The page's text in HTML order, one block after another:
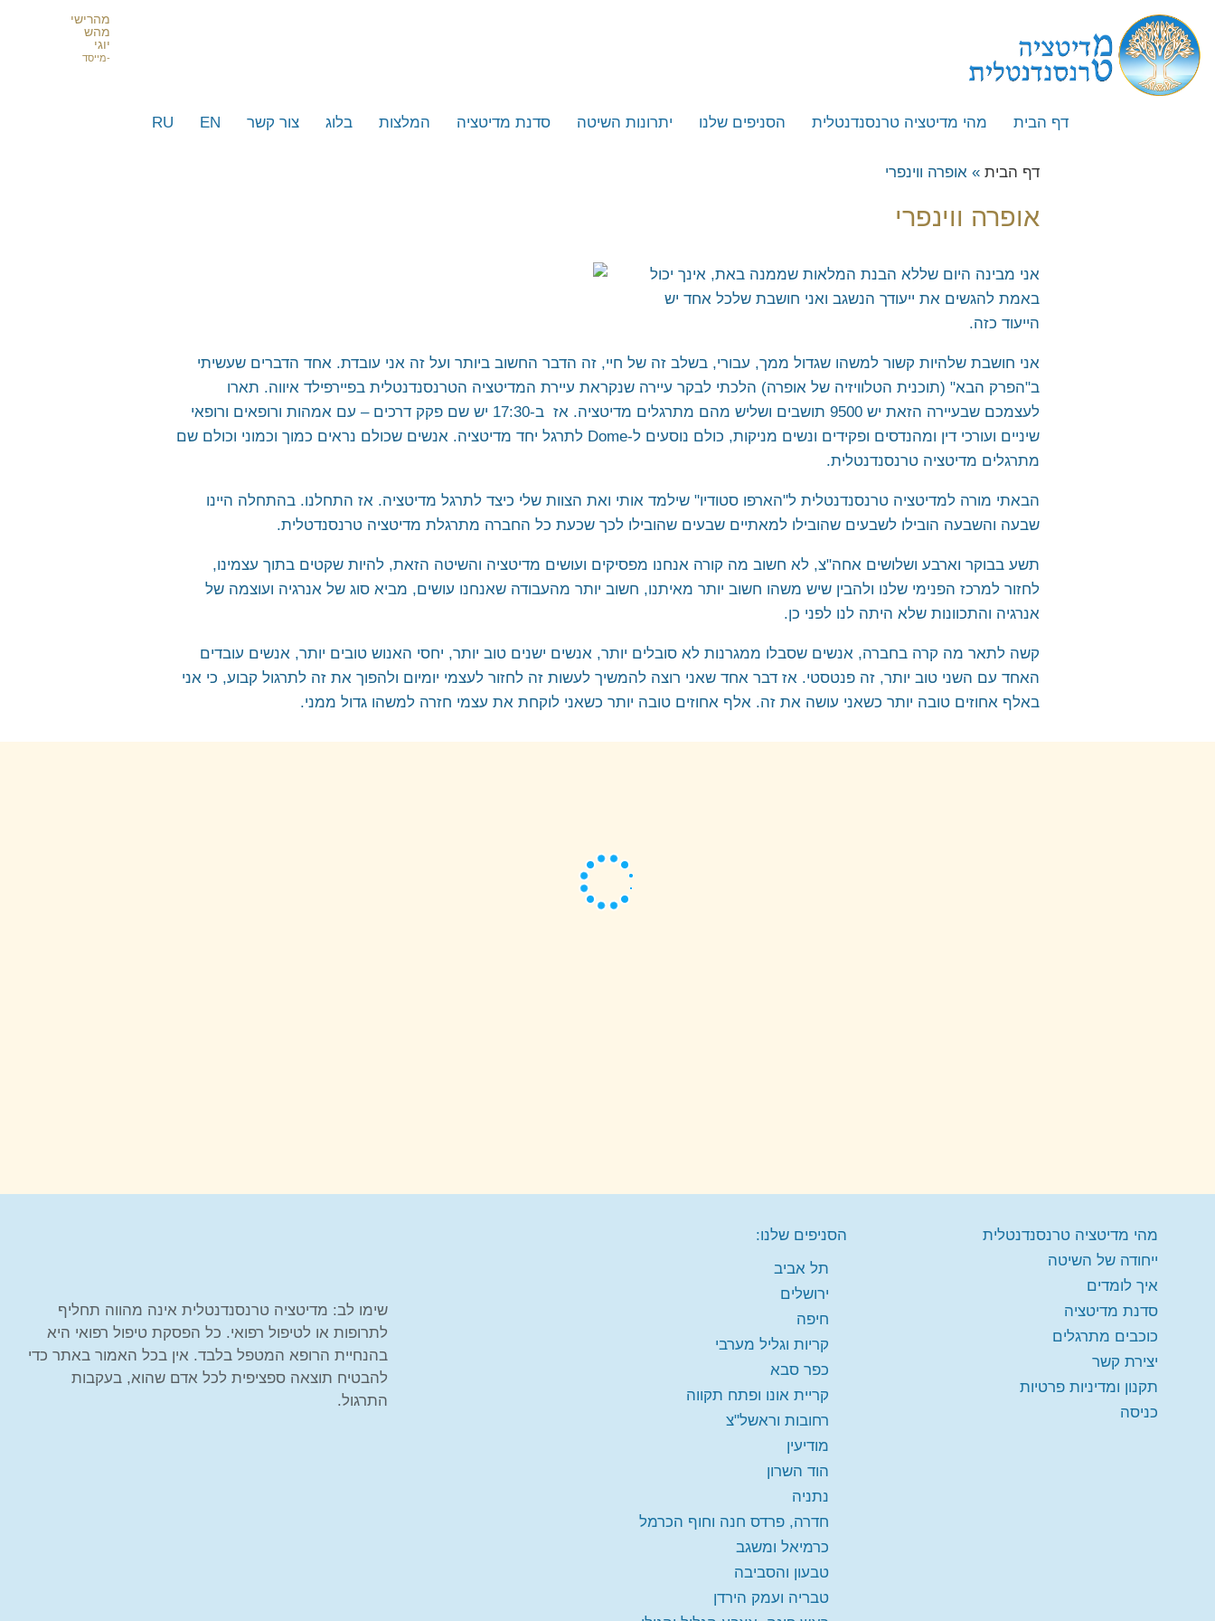
מהרישי
מהש
יוגי
-מייסד
דף הבית
מהי מדיטציה טרנסנדנטלית
ייחודה של השיטה
מייסד השיטה – מהרישי מהש יוגי
שאלות נפוצות
לימוד מדיטציה טרנסנדנטלית בארגונים
מלגה ללימוד נפגעי מלחמת "חרבות ברזל"
הסניפים שלנו
חדרה, פרדס חנה וחוף הכרמל
כפר סבא
רחובות וראשל"צ
מודיעין
כרמיאל ומשגב
טבעון והעמקים
טבריה ועמק הירדן
ראש פינה, אצבע הגליל והגולן
באר שבע והדרום
אילת והערבה
יתרונות השיטה סדנת מדיטציה
המלצות
בלוג צור קשר EN
RU
דף הבית » אופרה ווינפרי
אופרה ווינפרי
אני מבינה היום שללא הבנת המלאות שממנה באת, אינך יכול
באמת להגשים את ייעודך הנשגב ואני חושבת שלכל אחד יש
הייעוד כזה.
אני חושבת שלהיות קשור למשהו שגדול ממך, עבורי, בשלב זה של חיי, זה הדבר החשוב ביותר ועל זה אני עובדת. אחד הדברים שעשיתי
ב"הפרק הבא" (תוכנית הטלוויזיה של אופרה) הלכתי לבקר עיירה שנקראת עיירת המדיטציה הטרנסנדנטלית בפיירפילד איווה. תארו
לעצמכם שבעיירה הזאת יש 9500 תושבים ושליש מהם מתרגלים מדיטציה. אז ב-17:30 יש שם פקק דרכים – עם אמהות ורופאים ורופאי
שיניים ועורכי דין ומהנדסים ופקידים ונשים מניקות, כולם נוסעים ל-Dome לתרגל יחד מדיטציה
. אנשים שכולם נראים כמוך וכמוני וכולם שם
מתרגלים מדיטציה טרנסנדנטלית.
הבאתי מורה למדיטציה טרנסנדנטלית ל"הארפו סטודיו" שילמד אותי ואת הצוות שלי כיצד לתרגל מדיטציה. אז התחלנו. בהתחלה היינו
שבעה והשבעה הובילו לשבעים שהובילו למאתיים שבעים שהובילו לכך שכעת כל החברה מתרגלת מדיטציה טרנסנדטלית.
תשע בבוקר וארבע ושלושים אחה"צ, לא חשוב מה קורה אנחנו מפסיקים ועושים מדיטציה והשיטה הזאת, להיות שקטים בתוך עצמינו,
לחזור למרכז הפנימי שלנו ולהבין שיש משהו חשוב יותר מאיתנו, חשוב יותר מהעבודה שאנחנו עושים, מביא סוג של אנרגיה ועוצמה של
אנרגיה והתכוונות שלא היתה לנו לפני כן.
קשה לתאר מה קרה בחברה, אנשים שסבלו ממגרנות לא סובלים יותר, אנשים ישנים טוב יותר, יחסי האנוש טובים יותר, אנשים עובדים
האחד עם השני טוב יותר, זה פנטסטי. אז דבר אחד שאני רוצה להמשיך לעשות זה לחזור לעצמי יומיום ולהפוך את זה לתרגול קבוע, כי אני
באלף אחוזים טובה יותר כשאני עושה את זה. אלף אחוזים טובה יותר כשאני לוקחת את עצמי חזרה למשהו גדול ממני.
מהי מדיטציה טרנסנדנטלית
ייחודה של השיטה
איך לומדים
סדנת מדיטציה
כוכבים מתרגלים
יצירת קשר
תקנון ומדיניות פרטיות
כניסה
הסניפים שלנו:
תל אביב
ירושלים
חיפה
קריות וגליל מערבי
כפר סבא
קריית אונו ופתח תקווה
רחובות וראשל"צ
מודיעין
הוד השרון
נתניה
חדרה, פרדס חנה וחוף הכרמל
כרמיאל ומשגב
טבעון והסביבה
טבריה ועמק הירדן
שימו לב: מדיטציה טרנסנדנטלית אינה מהווה תחליף
לתרופות או לטיפול רפואי. כל הפסקת טיפול רפואי היא
בהנחיית הרופא המטפל בלבד. אין בכל האמור באתר כדי
להבטיח תוצאה ספציפית לכל אדם שהוא, בעקבות
התרגול.